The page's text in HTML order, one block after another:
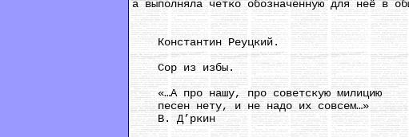
а выполняла четко обозначенную для неё в
Константин Реуцкий.
Сор из избы.
«…А про нашу, про советскую милицию
песен нету, и не надо их совсем…»
В. Д’ркин